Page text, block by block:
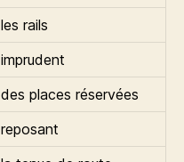
les rails
imprudent
des places réservées
reposant